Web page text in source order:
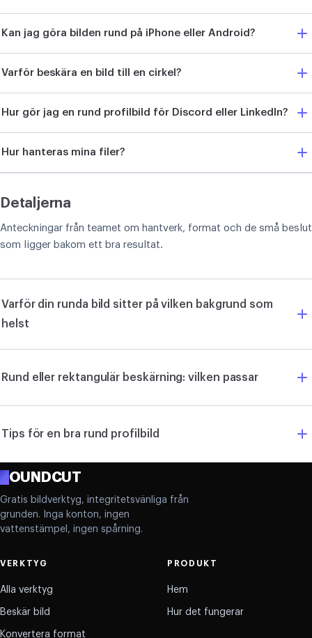
Kan jag göra bilden rund på iPhone eller Android?
Varför beskära en bild till en cirkel?
Hur gör jag en rund profilbild för Discord eller LinkedIn?
Hur hanteras mina filer?
Detaljerna
Anteckningar från teamet om hantverk, format och de små beslut
som ligger bakom ett bra resultat.
Varför din runda bild sitter på vilken bakgrund som
helst
Rund eller rektangulär beskärning: vilken passar
Tips för en bra rund profilbild
ROUNDCUT
Gratis bildverktyg, integritetsvänliga från
grunden. Inga konton, ingen
vattenstämpel, ingen spårning.
VERKTYG
Alla verktyg
Beskär bild
Konvertera format
PRODUKT
Hem
Hur det fungerar